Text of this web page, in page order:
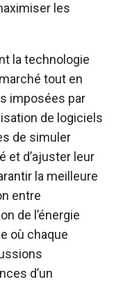
les
la technologie
tout en
imposées par
de logiciels
de simuler
et d’ajuster leur
la meilleure
entre
de l’énergie
où chaque
d’un